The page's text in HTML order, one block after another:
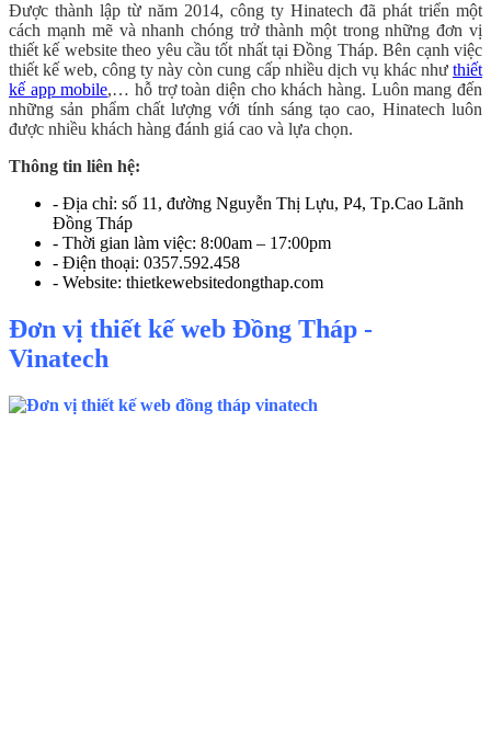
Được thành lập từ năm 2014, công ty Hinatech đã phát triển một
cách mạnh mẽ và nhanh chóng trở thành một trong những đơn vị
thiết kế website theo yêu cầu tốt nhất tại Đồng Tháp. Bên cạnh việc
thiết kế web, công ty này còn cung cấp nhiều dịch vụ khác như thiết
kế app mobile,… hỗ trợ toàn diện cho khách hàng. Luôn mang đến
những sản phẩm chất lượng với tính sáng tạo cao, Hinatech luôn
được nhiều khách hàng đánh giá cao và lựa chọn.
Thông tin liên hệ:
- Địa chỉ: số 11, đường Nguyễn Thị Lựu, P4, Tp.Cao Lãnh
Đồng Tháp
- Thời gian làm việc: 8:00am – 17:00pm
- Điện thoại: 0357.592.458
- Website: thietkewebsitedongthap.com
Đơn vị thiết kế web Đồng Tháp -
Vinatech